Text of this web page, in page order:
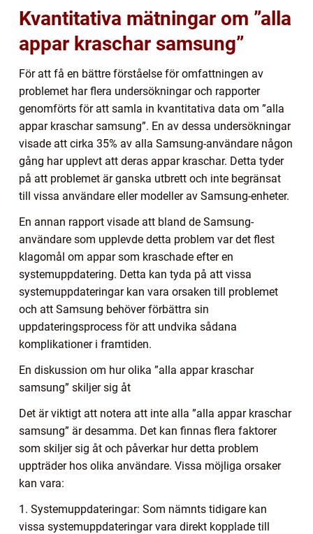
Kvantitativa mätningar om ”alla
appar kraschar samsung”
För att få en bättre förståelse för omfattningen av
problemet har flera undersökningar och rapporter
genomförts för att samla in kvantitativa data om ”alla
appar kraschar samsung”. En av dessa undersökningar
visade att cirka 35% av alla Samsung-användare någon
gång har upplevt att deras appar kraschar. Detta tyder
på att problemet är ganska utbrett och inte begränsat
till vissa användare eller modeller av Samsung-enheter.
En annan rapport visade att bland de Samsung-
användare som upplevde detta problem var det flest
klagomål om appar som kraschade efter en
systemuppdatering. Detta kan tyda på att vissa
systemuppdateringar kan vara orsaken till problemet
och att Samsung behöver förbättra sin
uppdateringsprocess för att undvika sådana
komplikationer i framtiden.
En diskussion om hur olika ”alla appar kraschar
samsung” skiljer sig åt
Det är viktigt att notera att inte alla ”alla appar kraschar
samsung” är desamma. Det kan finnas flera faktorer
som skiljer sig åt och påverkar hur detta problem
uppträder hos olika användare. Vissa möjliga orsaker
kan vara:
1. Systemuppdateringar: Som nämnts tidigare kan
vissa systemuppdateringar vara direkt kopplade till